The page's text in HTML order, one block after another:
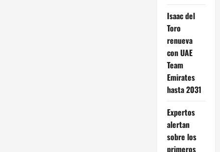
Isaac del
Toro
renueva
con UAE
Team
Emirates
hasta 2031
Expertos
alertan
sobre los
primeros